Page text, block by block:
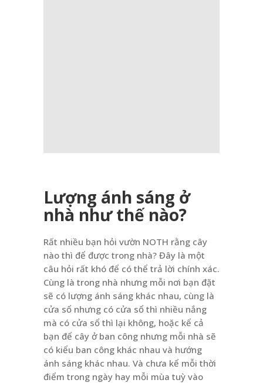
Lượng ánh sáng ở
nhà như thế nào?
Rất nhiều bạn hỏi vườn NOTH rằng cây
nào thì để được trong nhà? Đây là một
câu hỏi rất khó để có thể trả lời chính xác.
Cùng là trong nhà nhưng mỗi nơi bạn đặt
sẽ có lượng ánh sáng khác nhau, cùng là
cửa sổ nhưng có cửa sổ thì nhiều nắng
mà có cửa sổ thì lại không, hoặc kể cả
bạn để cây ở ban công nhưng mỗi nhà sẽ
có kiểu ban công khác nhau và hướng
ánh sáng khác nhau. Và chưa kể mỗi thời
điểm trong ngày hay mỗi mùa tuỳ vào